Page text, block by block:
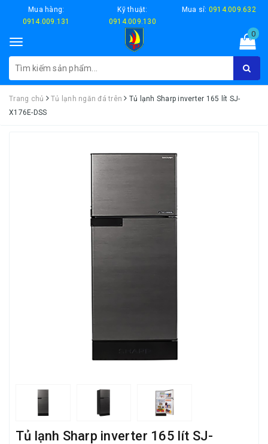
Mua hàng:
0914.009.131
Kỹ thuật:
0914.009.130
Mua sỉ: 0914.009.632
Toggle
navigation
0
Trang chủ Tủ lạnh ngăn đá trên
Tủ lạnh Sharp inverter 165 lít SJ-
X176E-DSS
Tủ lạnh Sharp inverter 165 lít SJ-